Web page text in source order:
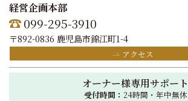
経営企画本部
099-295-3910
〒892-0836 鹿児島市錦江町1-4
アクセス
オーナー様専用サポート
受付時間： 24時間・年中無休